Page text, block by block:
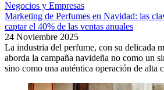
Negocios y Empresas
Marketing de Perfumes en Navidad: las
captar el 40% de las ventas anuales
24 Noviembre 2025
La industria del perfume, con su delicada
aborda la campaña navideña no como un
sino como una auténtica operación de alta